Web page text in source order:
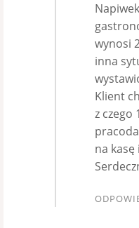
wynosi
inna
Klient
z czego
na kasę